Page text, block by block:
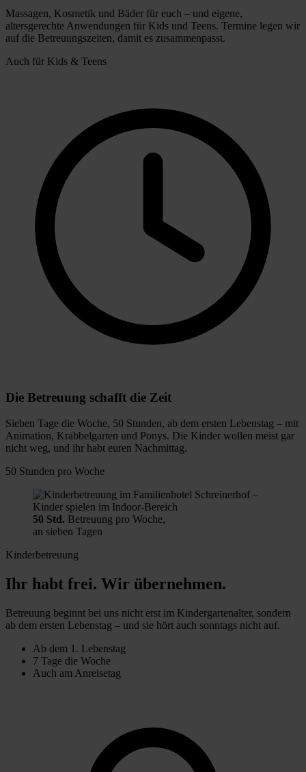
Massagen, Kosmetik und Bäder für euch – und eigene,
altersgerechte Anwendungen für Kids und Teens. Termine legen wir
auf die Betreuungszeiten, damit es zusammenpasst.
Auch für Kids & Teens
Die Betreuung schafft die Zeit
Sieben Tage die Woche, 50 Stunden, ab dem ersten Lebenstag – mit
Animation, Krabbelgarten und Ponys. Die Kinder wollen meist gar
nicht weg, und ihr habt euren Nachmittag.
50 Stunden pro Woche
50 Std. Betreuung pro Woche,
an sieben Tagen
Kinderbetreuung
Ihr habt frei. Wir übernehmen.
Betreuung beginnt bei uns nicht erst im Kindergartenalter, sondern
ab dem ersten Lebenstag – und sie hört auch sonntags nicht auf.
Ab dem 1. Lebenstag
7 Tage die Woche
Auch am Anreisetag